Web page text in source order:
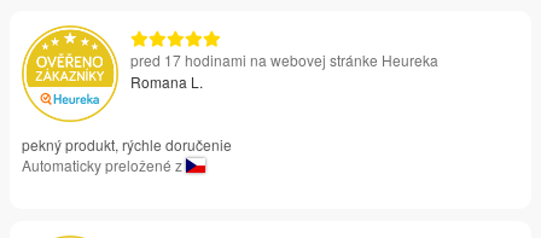
pred 17 hodinami na webovej stránke Heureka
Romana L.
pekný produkt, rýchle doručenie
Automaticky preložené z